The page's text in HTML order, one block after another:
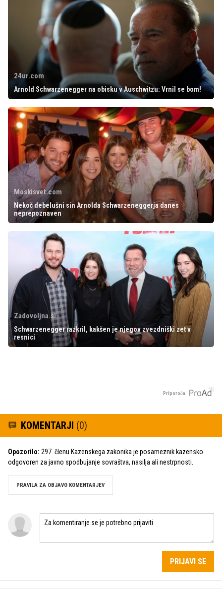
24ur.com
Arnold Schwarzenegger na obisku v Auschwitzu: Vrnil se bom!
Moskisvet.com
Nekoč debelušni sin Arnolda Schwarzeneggerja danes
neprepoznaven
Zadovoljna.si
Schwarzenegger razkril, kakšen je njegov zvezdniški zet v
resnici
Priporoča
KOMENTARJI (0)
Opozorilo: 297. členu Kazenskega zakonika je posameznik kazensko
odgovoren za javno spodbujanje sovraštva, nasilja ali nestrpnosti.
PRAVILA ZA OBJAVO KOMENTARJEV
PRIJAVI SE